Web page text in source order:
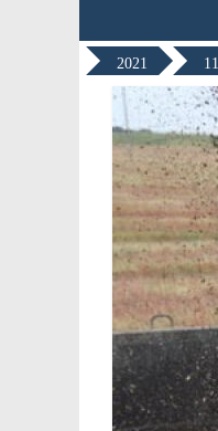
2021 11